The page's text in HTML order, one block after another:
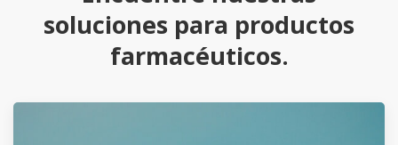
soluciones para productos
farmacéuticos.